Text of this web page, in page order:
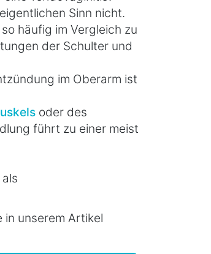
Sinn nicht.
häufig im Vergleich zu
der Schulter und
im Oberarm ist
oder des
führt zu einer meist
in unserem Artikel